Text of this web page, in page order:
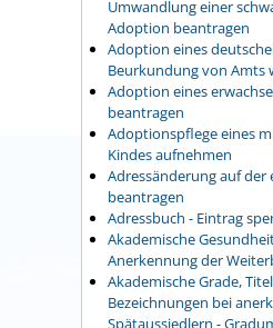
Umwandlung einer
Adoption beantragen
Adoption eines
Beurkundung von Amts
Adoption eines
beantragen
Adoptionspflege eines
Kindes aufnehmen
Adressänderung auf der
beantragen
Adressbuch - Eintrag
Akademische
Anerkennung der
Akademische Grade,
Bezeichnungen bei
Spätaussiedlern -